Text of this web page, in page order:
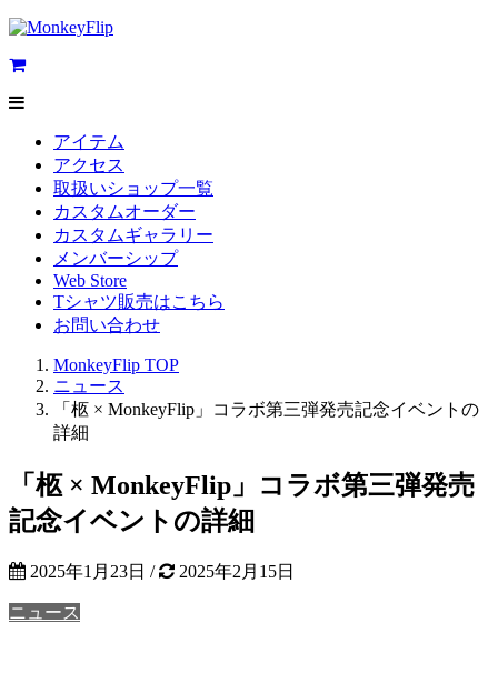
アイテム
アクセス
取扱いショップ一覧
カスタムオーダー
カスタムギャラリー
メンバーシップ
Web Store
Tシャツ販売はこちら
お問い合わせ
MonkeyFlip TOP
ニュース
「柩 × MonkeyFlip」コラボ第三弾発売記念イベントの
詳細
「柩 × MonkeyFlip」コラボ第三弾発売
記念イベントの詳細
2025年1月23日 / 2025年2月15日
ニュース